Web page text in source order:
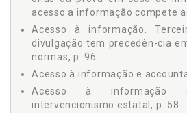
2.5.2 Manter familiares na
de pessoas desaparecidas e
morte acarreta um
com o direito internacional, p. 83
2.5.3 Violações de direitos
passado não podem ser
pretexto de proteger a
presente, p. 87
acesso a informação compete
Acesso à informação.
divulgação tem precedên-cia
normas, p. 96
Acesso à informação e
Acesso à informação
intervencionismo estatal, p. 58